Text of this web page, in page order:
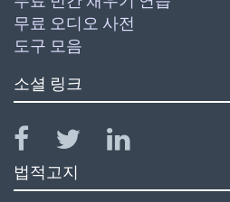
무료 오디오 사전
도구 모음
소셜 링크
법적고지